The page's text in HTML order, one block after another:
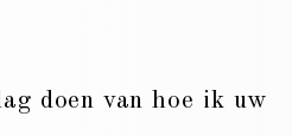
doen van hoe ik uw